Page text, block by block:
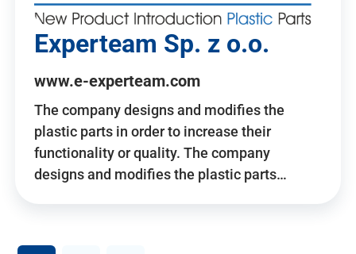
Experteam Sp. z o.o.
www.e-experteam.com
The company designs and modifies the
plastic parts in order to increase their
functionality or quality. The company
designs and modifies the plastic parts…